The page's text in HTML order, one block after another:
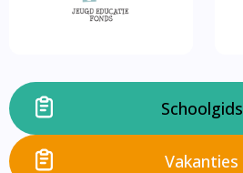
Schoolgids
Vakanties